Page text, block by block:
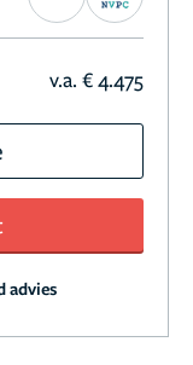
v.a. € 4.475
advies